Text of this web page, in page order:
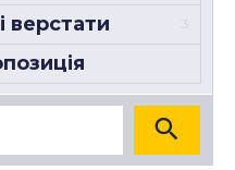
верстати 3